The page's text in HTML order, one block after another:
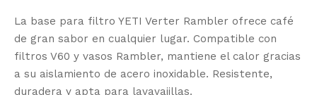
La base para filtro YETI Verter Rambler ofrece café
de gran sabor en cualquier lugar. Compatible con
filtros V60 y vasos Rambler, mantiene el calor gracias
a su aislamiento de acero inoxidable. Resistente,
duradera y apta para lavavajillas.